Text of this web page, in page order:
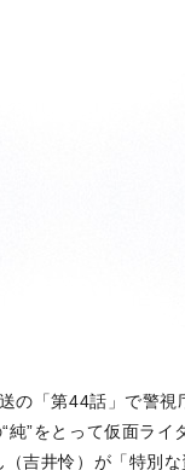
の「第44話」で警視
”をとって仮面ライ
吉井怜）が「特別